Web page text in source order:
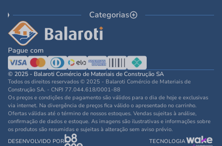
Categorias
Pague com
© 2025 - Balaroti Comércio de Materiais de Construção SA
Todos os direitos reservados © 2025 - Balaroti Comércio de Materiais de
Construção SA. - CNPJ 77.044.618/0001-88
Os preços e condições de pagamento são válidos para o dia de hoje e exclusivas
via internet. Na divergência de preços fica válido o apresentado no carrinho.
Ofertas válidas até o término de nossos estoques. Vendas sujeitas à análise,
confirmação de dados e estoque. As imagens são ilustrativas e informações sobre
os produtos são resumidas e sujeitas à alteração sem aviso prévio.
DESENVOLVIDO POR
TECNOLOGIA